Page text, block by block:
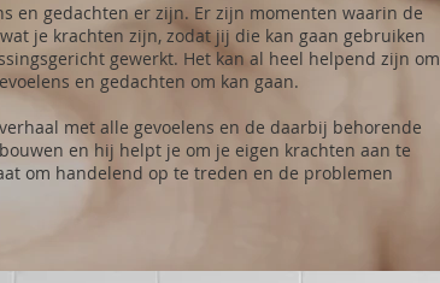
en gedachten er zijn. Er zijn momenten waarin de
je krachten zijn, zodat jij die kan gaan gebruiken
gewerkt. Het kan al heel helpend zijn om
en gedachten om kan gaan.
met alle gevoelens en de daarbij behorende
en hij helpt je om je eigen krachten aan te
om handelend op te treden en de problemen